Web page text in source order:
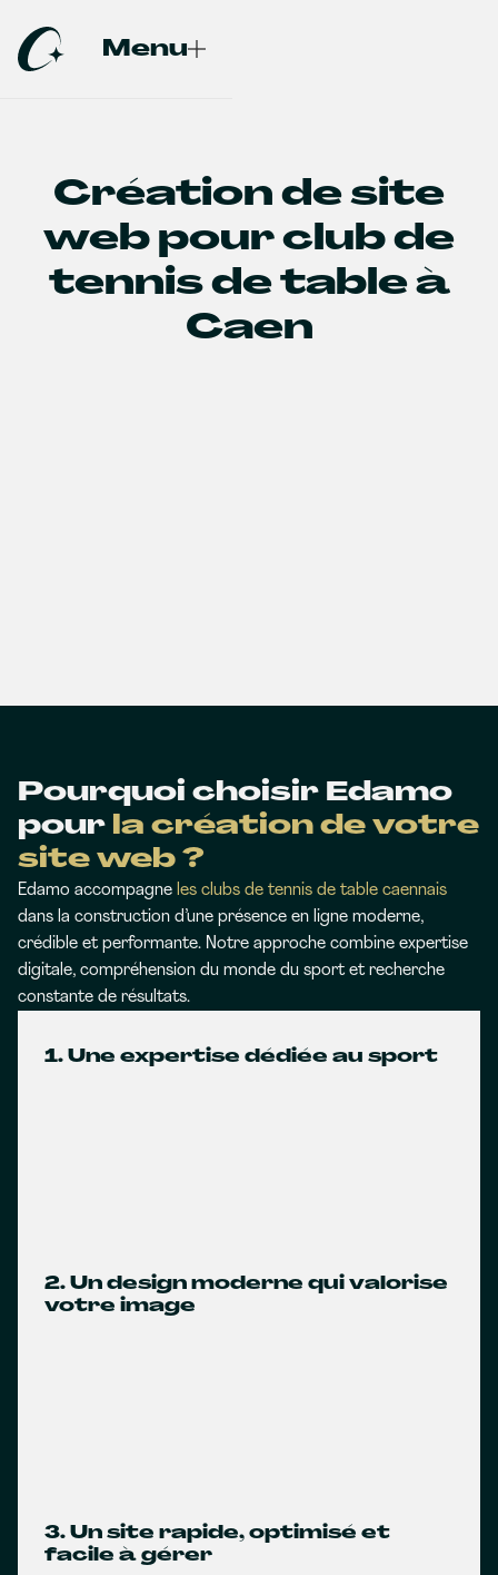
Menu
Création de site
web pour club de
tennis de table à
Caen
Pourquoi choisir Edamo
pour la création de votre
site web ?
Edamo accompagne les clubs de tennis de table caennais
dans la construction d’une présence en ligne moderne,
crédible et performante. Notre approche combine expertise
digitale, compréhension du monde du sport et recherche
constante de résultats.
1. Une expertise dédiée au sport
2. Un design moderne qui valorise
votre image
3. Un site rapide, optimisé et
facile à gérer